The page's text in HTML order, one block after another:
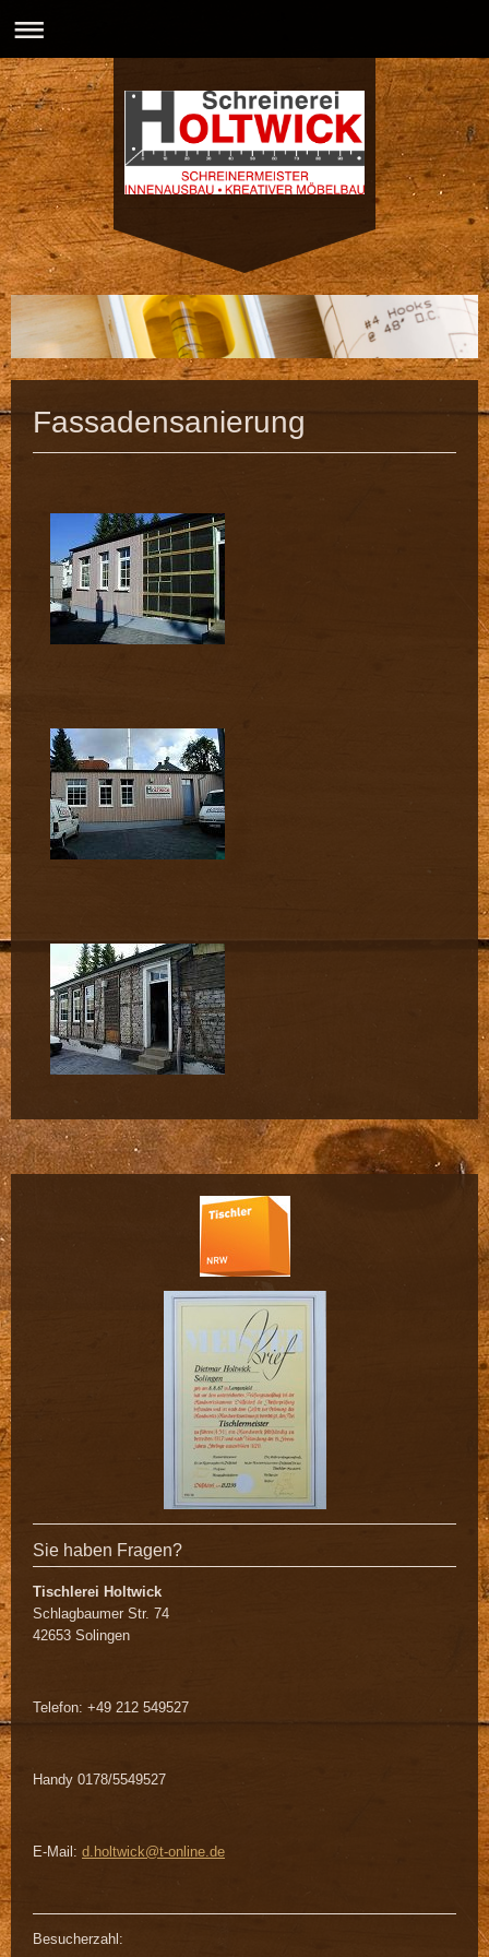
Fassadensanierung
Sie haben Fragen?
Tischlerei Holtwick
Schlagbaumer Str. 74
42653 Solingen
Telefon: +49 212 549527
Handy 0178/5549527
E-Mail: d.holtwick@t-online.de
Besucherzahl: